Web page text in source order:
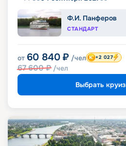
Ф.И. Панферов
СТАНДАРТ
от 60 840 ₽ /чел
67 600₽ /чел
+2 027
Выбрать круиз